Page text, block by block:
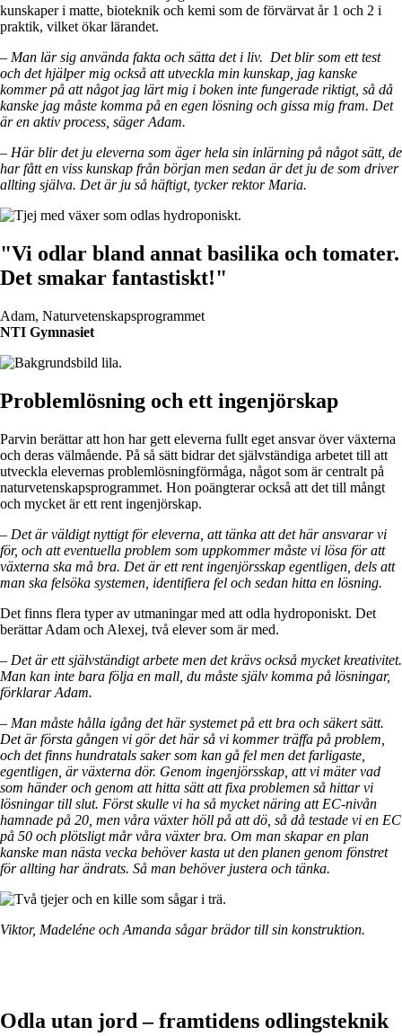
kunskaper i matte, bioteknik och kemi som de förvärvat år 1 och 2 i
praktik, vilket ökar lärandet.
– Man lär sig använda fakta och sätta det i liv. Det blir som ett test
och det hjälper mig också att utveckla min kunskap, jag kanske
kommer på att något jag lärt mig i boken inte fungerade riktigt, så då
kanske jag måste komma på en egen lösning och gissa mig fram. Det
är en aktiv process, säger Adam.
– Här blir det ju eleverna som äger hela sin inlärning på något sätt, de
har fått en viss kunskap från början men sedan är det ju de som driver
allting själva. Det är ju så häftigt, tycker rektor Maria.
"Vi odlar bland annat basilika och tomater.
Det smakar fantastiskt!"
Adam, Naturvetenskapsprogrammet
NTI Gymnasiet
Problemlösning och ett ingenjörskap
Parvin berättar att hon har gett eleverna fullt eget ansvar över växterna
och deras välmående. På så sätt bidrar det självständiga arbetet till att
utveckla elevernas problemlösningförmåga, något som är centralt på
naturvetenskapsprogrammet. Hon poängterar också att det till mångt
och mycket är ett rent ingenjörskap.
– Det är väldigt nyttigt för eleverna, att tänka att det här ansvarar vi
för, och att eventuella problem som uppkommer måste vi lösa för att
växterna ska må bra. Det är ett rent ingenjörsskap egentligen, dels att
man ska felsöka systemen, identifiera fel och sedan hitta en lösning.
Det finns flera typer av utmaningar med att odla hydroponiskt. Det
berättar Adam och Alexej, två elever som är med.
– Det är ett självständigt arbete men det krävs också mycket kreativitet.
Man kan inte bara följa en mall, du måste själv komma på lösningar,
förklarar Adam.
– Man måste hålla igång det här systemet på ett bra och säkert sätt.
Det är första gången vi gör det här så vi kommer träffa på problem,
och det finns hundratals saker som kan gå fel men det farligaste,
egentligen, är växterna dör. Genom ingenjörsskap, att vi mäter vad
som händer och genom att hitta sätt att fixa problemen så hittar vi
lösningar till slut. Först skulle vi ha så mycket näring att EC-nivån
hamnade på 20, men våra växter höll på att dö, så då testade vi en EC
på 50 och plötsligt mår våra växter bra. Om man skapar en plan
kanske man nästa vecka behöver kasta ut den planen genom fönstret
för allting har ändrats. Så man behöver justera och tänka.
Viktor, Madeléne och Amanda sågar brädor till sin konstruktion.
Odla utan jord – framtidens odlingsteknik